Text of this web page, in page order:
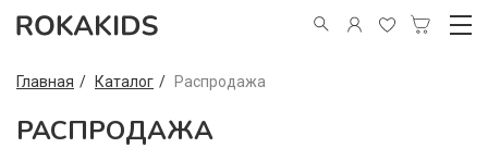
Главная Каталог Распродажа
РАСПРОДАЖА